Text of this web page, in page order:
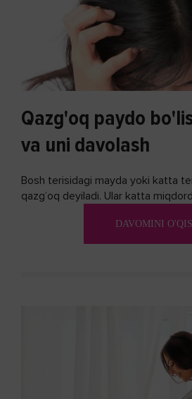
Qazg'oq paydo
va uni davolash
Bosh terisidagi mayda yoki katta
qazg’oq deyiladi. Ular katta
DAVOMINI